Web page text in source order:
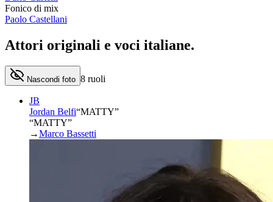
Fonico di mix
Paolo Castellani
Attori originali e voci italiane.
Nascondi foto 8 ruoli
JB
Jordan Belfi“MATTY”
“MATTY”
→Marco Bassetti